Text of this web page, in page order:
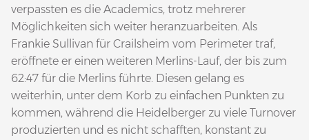
verpassten es die Academics, trotz mehrerer
Möglichkeiten sich weiter heranzuarbeiten. Als
Frankie Sullivan für Crailsheim vom Perimeter traf,
eröffnete er einen weiteren Merlins-Lauf, der bis zum
62:47 für die Merlins führte. Diesen gelang es
weiterhin, unter dem Korb zu einfachen Punkten zu
kommen, während die Heidelberger zu viele Turnover
produzierten und es nicht schafften, konstant zu